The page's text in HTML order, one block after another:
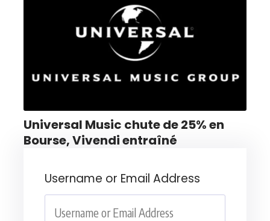
Universal Music chute de 25% en
Bourse, Vivendi entraîné
Username or Email Address